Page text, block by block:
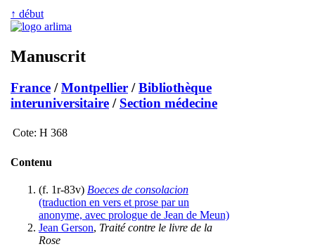
↑ début
Manuscrit
France /Montpellier /Bibliothèque
interuniversitaire / Section médecine
Cote: H 368
Contenu
(f. 1r-83v) Boeces de consolacion
(traduction en vers et prose par un
anonyme, avec prologue de Jean de Meun)
Jean Gerson, Traité contre le livre de la
Rose